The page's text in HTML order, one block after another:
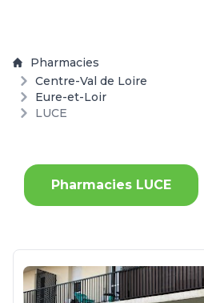
Pharmacies
Centre-Val de Loire
Eure-et-Loir
LUCE
Pharmacies LUCE